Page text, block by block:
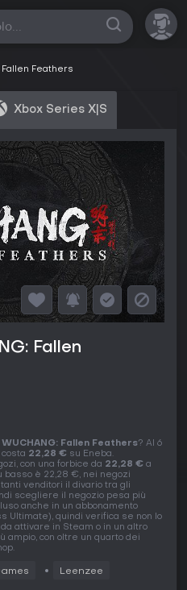
Fallen Feathers
Xbox Series X|S
Fallen
WUCHANG: Fallen Feathers? Al 6
22,28 € su Eneba.
con una forbice da 22,28 € a
basso è 22,28 €, nei negozi
venditori il divario tra gli
scegliere il negozio pesa più
anche in un abbonamento
Ultimate), quindi verifica se non lo
attivare in Steam o in un altro
ampio, con oltre un quarto dei
Leenzee